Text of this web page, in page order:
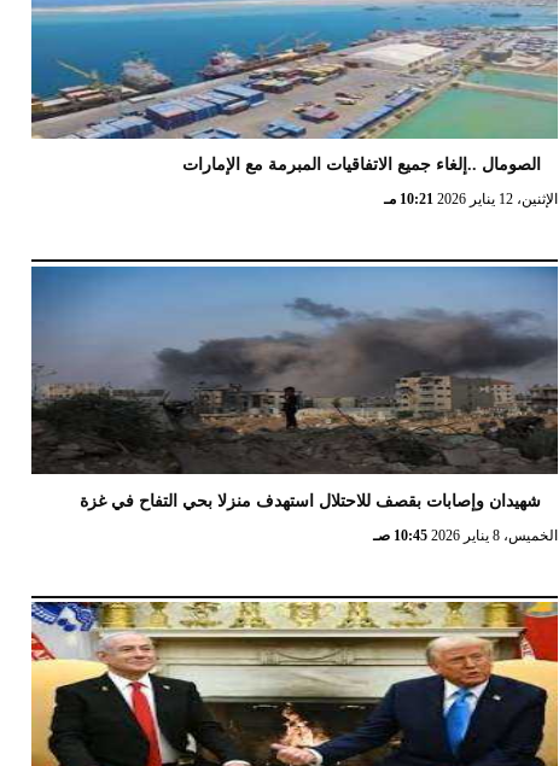
الصومال ..إلغاء جميع الاتفاقيات المبرمة مع الإمارات
الإثنين، 12 يناير 2026 10:21 مـ
شهيدان وإصابات بقصف للاحتلال استهدف منزلا بحي التفاح في غزة
الخميس، 8 يناير 2026 10:45 صـ